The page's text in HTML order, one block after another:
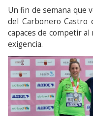
Un fin de semana que
del Carbonero Castro
capaces de competir
exigencia.